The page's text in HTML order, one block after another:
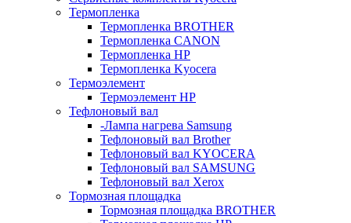
Термопленка
Термопленка BROTHER
Термопленка CANON
Термопленка HP
Термопленка Kyocera
Термоэлемент
Термоэлемент НР
Тефлоновый вал
-Лампа нагрева Samsung
Тефлоновый вал Brother
Тефлоновый вал KYOCERA
Тефлоновый вал SAMSUNG
Тефлоновый вал Xerox
Тормозная площадка
Тормозная площадка BROTHER